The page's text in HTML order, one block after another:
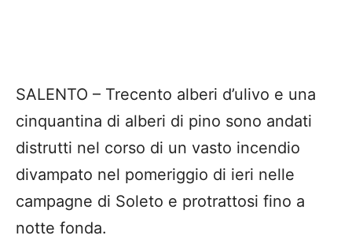
SALENTO – Trecento alberi d’ulivo e una
cinquantina di alberi di pino sono andati
distrutti nel corso di un vasto incendio
divampato nel pomeriggio di ieri nelle
campagne di Soleto e protrattosi fino a
notte fonda.